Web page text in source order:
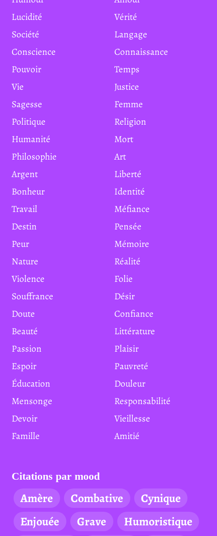
Lucidité
Vérité
Société
Langage
Conscience
Connaissance
Pouvoir
Temps
Vie
Justice
Sagesse
Femme
Politique
Religion
Humanité
Mort
Philosophie
Art
Argent
Liberté
Bonheur
Identité
Travail
Méfiance
Destin
Pensée
Peur
Mémoire
Nature
Réalité
Violence
Folie
Souffrance
Désir
Doute
Confiance
Beauté
Littérature
Passion
Plaisir
Espoir
Pauvreté
Éducation
Douleur
Mensonge
Responsabilité
Devoir
Vieillesse
Famille
Amitié
Citations par mood
Amère Combative
Cynique
Enjouée
Grave Humoristique